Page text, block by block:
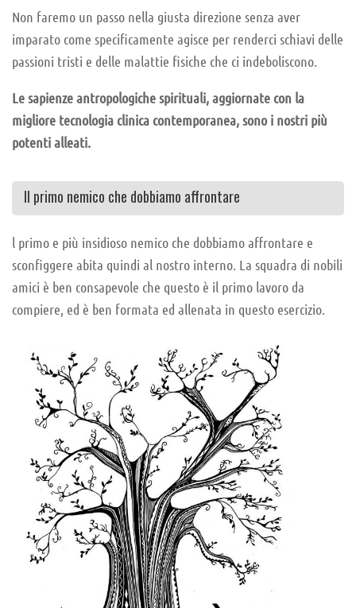
Non faremo un passo nella giusta direzione senza aver
imparato come specificamente agisce per renderci schiavi delle
passioni tristi e delle malattie fisiche che ci indeboliscono.
Le sapienze antropologiche spirituali, aggiornate con la
migliore tecnologia clinica contemporanea, sono i nostri più
potenti alleati.
Il primo nemico che dobbiamo affrontare
l primo e più insidioso nemico che dobbiamo affrontare e
sconfiggere abita quindi al nostro interno. La squadra di nobili
amici è ben consapevole che questo è il primo lavoro da
compiere, ed è ben formata ed allenata in questo esercizio.